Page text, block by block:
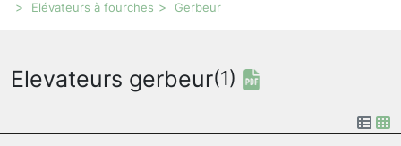
Elévateurs à fourches
Gerbeur
Elevateurs gerbeur(1)